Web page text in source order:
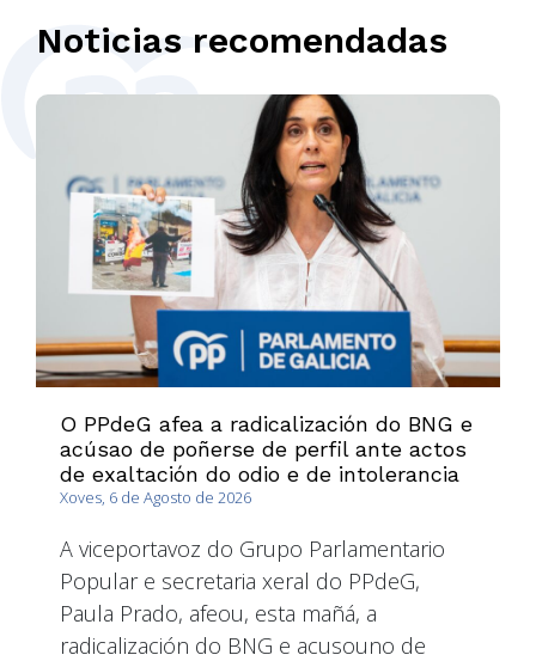
Noticias recomendadas
O PPdeG afea a radicalización do BNG e
acúsao de poñerse de perfil ante actos
de exaltación do odio e de intolerancia
Xoves, 6 de Agosto de 2026
A viceportavoz do Grupo Parlamentario
Popular e secretaria xeral do PPdeG,
Paula Prado, afeou, esta mañá, a
radicalización do BNG e acusouno de